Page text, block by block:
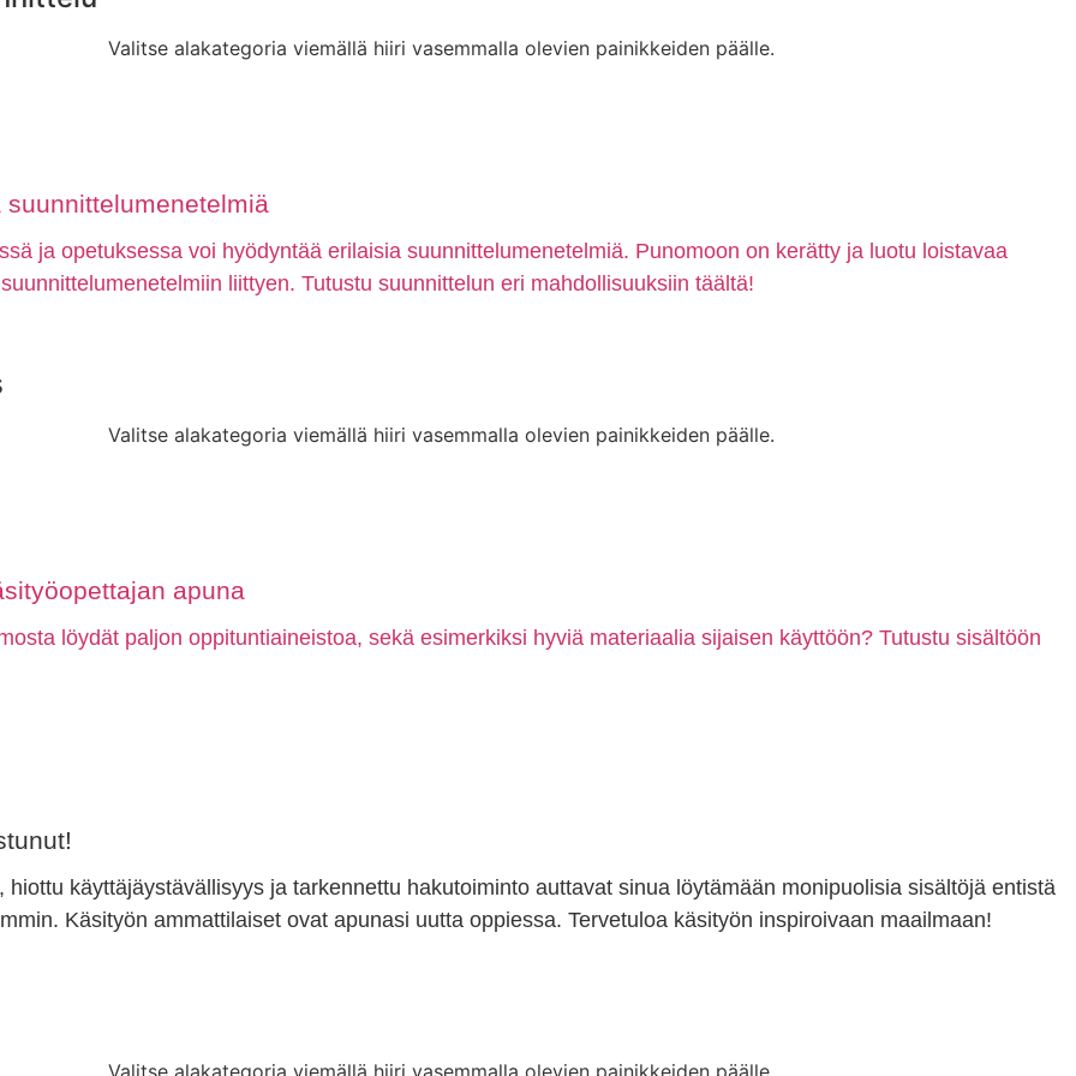
Valitse alakategoria viemällä hiiri vasemmalla olevien painikkeiden päälle.
ja opetuksessa voi hyödyntää erilaisia suunnittelumenetelmiä. Punomoon on kerätty ja luotu loistavaa
liittyen. Tutustu suunnittelun eri mahdollisuuksiin täältä!
Valitse alakategoria viemällä hiiri vasemmalla olevien painikkeiden päälle.
apuna
löydät paljon oppituntiaineistoa, sekä esimerkiksi hyviä materiaalia sijaisen käyttöön? Tutustu sisältöön
hiottu käyttäjäystävällisyys ja tarkennettu hakutoiminto auttavat sinua löytämään monipuolisia sisältöjä entistä
Käsityön ammattilaiset ovat apunasi uutta oppiessa. Tervetuloa käsityön inspiroivaan maailmaan!